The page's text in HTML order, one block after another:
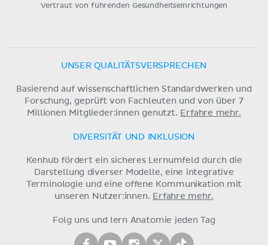
Vertraut von führenden Gesundheitseinrichtungen
UNSER QUALITÄTSVERSPRECHEN
Basierend auf wissenschaftlichen Standardwerken und
Forschung, geprüft von Fachleuten und von über 7
Millionen Mitglieder:innen genutzt. Erfahre mehr.
DIVERSITÄT UND INKLUSION
Kenhub fördert ein sicheres Lernumfeld durch die
Darstellung diverser Modelle, eine integrative
Terminologie und eine offene Kommunikation mit
unseren Nutzer:innen. Erfahre mehr.
Folg uns und lern Anatomie jeden Tag